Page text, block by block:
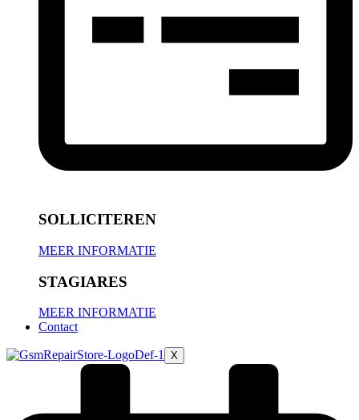
SOLLICITEREN
MEER INFORMATIE
STAGIARES
MEER INFORMATIE
Contact
X